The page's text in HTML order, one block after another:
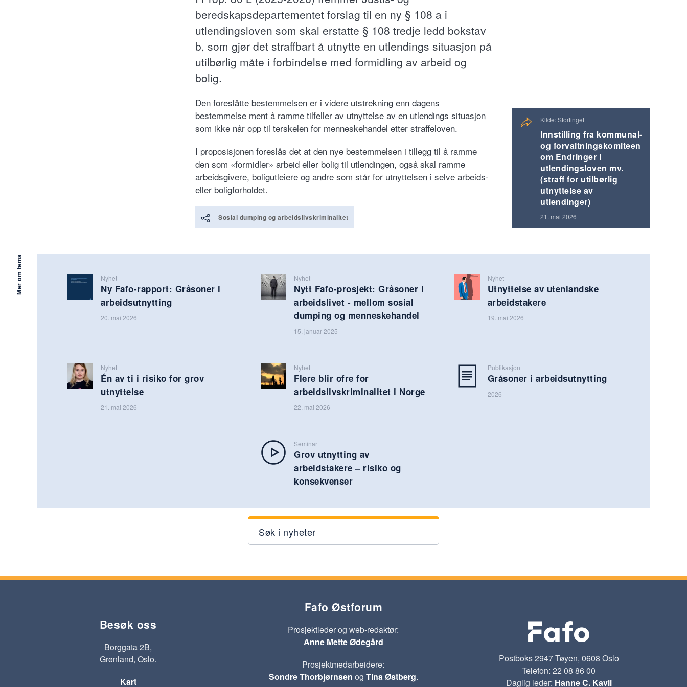
beredskapsdepartementet forslag til en ny § 108 a i
utlendingsloven som skal erstatte § 108 tredje ledd bokstav
b, som gjør det straffbart å utnytte en utlendings situasjon på
utilbørlig måte i forbindelse med formidling av arbeid og
bolig.
Den foreslåtte bestemmelsen er i videre utstrekning enn dagens
bestemmelse ment å ramme tilfeller av utnyttelse av en utlendings situasjon
som ikke når opp til terskelen for menneskehandel etter straffeloven.
I proposisjonen foreslås det at den nye bestemmelsen i tillegg til å ramme
den som «formidler» arbeid eller bolig til utlendingen, også skal ramme
arbeidsgivere, boligutleiere og andre som står for utnyttelsen i selve arbeids-
eller boligforholdet.
Sosial dumping og arbeidslivskriminalitet
Kilde: Stortinget
Innstilling fra kommunal-
og forvaltningskomiteen
om Endringer i
utlendingsloven mv.
(straff for utilbørlig
utnyttelse av
utlendinger)
21. mai 2026
Nyhet
Ny Fafo-rapport: Gråsoner i
arbeidsutnytting
20. mai 2026
Nyhet
Nytt Fafo-prosjekt: Gråsoner i
arbeidslivet - mellom sosial
dumping og menneskehandel
15. januar 2025
Nyhet
Utnyttelse av utenlandske
arbeidstakere
19. mai 2026
Nyhet
Én av ti i risiko for grov
utnyttelse
21. mai 2026
Nyhet
Flere blir ofre for
arbeidslivskriminalitet i Norge
22. mai 2026
Publikasjon
Gråsoner i arbeidsutnytting
2026
Seminar
Grov utnytting av
arbeidstakere – risiko og
konsekvenser
Mer om tema
Søk i nyheter
Besøk oss
Borggata 2B,
Grønland, Oslo.
Kart
Fafo Østforum
Prosjektleder og web-redaktør:
Anne Mette Ødegård
Prosjektmedarbeidere:
Sondre Thorbjørnsen og Tina Østberg.
Postboks 2947 Tøyen, 0608 Oslo
Telefon: 22 08 86 00
Daglig leder: Hanne C. Kavli